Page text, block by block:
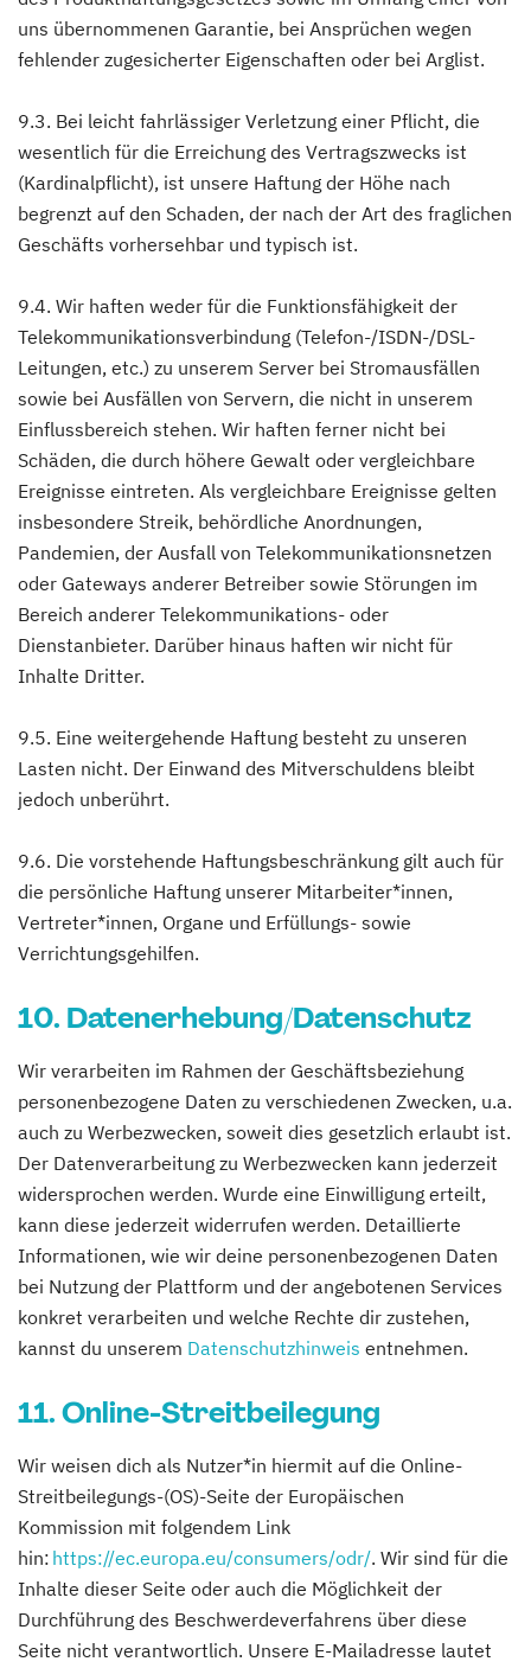
uns übernommenen Garantie, bei Ansprüchen wegen
fehlender zugesicherter Eigenschaften oder bei Arglist.
9.3. Bei leicht fahrlässiger Verletzung einer Pflicht, die
wesentlich für die Erreichung des Vertragszwecks ist
(Kardinalpflicht), ist unsere Haftung der Höhe nach
begrenzt auf den Schaden, der nach der Art des fraglichen
Geschäfts vorhersehbar und typisch ist.
9.4. Wir haften weder für die Funktionsfähigkeit der
Telekommunikationsverbindung (Telefon-/ISDN-/DSL-
Leitungen, etc.) zu unserem Server bei Stromausfällen
sowie bei Ausfällen von Servern, die nicht in unserem
Einflussbereich stehen. Wir haften ferner nicht bei
Schäden, die durch höhere Gewalt oder vergleichbare
Ereignisse eintreten. Als vergleichbare Ereignisse gelten
insbesondere Streik, behördliche Anordnungen,
Pandemien, der Ausfall von Telekommunikationsnetzen
oder Gateways anderer Betreiber sowie Störungen im
Bereich anderer Telekommunikations- oder
Dienstanbieter. Darüber hinaus haften wir nicht für
Inhalte Dritter.
9.5. Eine weitergehende Haftung besteht zu unseren
Lasten nicht. Der Einwand des Mitverschuldens bleibt
jedoch unberührt.
9.6. Die vorstehende Haftungsbeschränkung gilt auch für
die persönliche Haftung unserer Mitarbeiter*innen,
Vertreter*innen, Organe und Erfüllungs- sowie
Verrichtungsgehilfen.
10. Datenerhebung/Datenschutz
Wir verarbeiten im Rahmen der Geschäftsbeziehung
personenbezogene Daten zu verschiedenen Zwecken, u.a.
auch zu Werbezwecken, soweit dies gesetzlich erlaubt ist.
Der Datenverarbeitung zu Werbezwecken kann jederzeit
widersprochen werden. Wurde eine Einwilligung erteilt,
kann diese jederzeit widerrufen werden. Detaillierte
Informationen, wie wir deine personenbezogenen Daten
bei Nutzung der Plattform und der angebotenen Services
konkret verarbeiten und welche Rechte dir zustehen,
kannst du unserem Datenschutzhinweis entnehmen.
11. Online-Streitbeilegung
Wir weisen dich als Nutzer*in hiermit auf die Online-
Streitbeilegungs-(OS)-Seite der Europäischen
Kommission mit folgendem Link
hin: https://ec.europa.eu/consumers/odr/. Wir sind für die
Inhalte dieser Seite oder auch die Möglichkeit der
Durchführung des Beschwerdeverfahrens über diese
Seite nicht verantwortlich. Unsere E-Mailadresse lautet